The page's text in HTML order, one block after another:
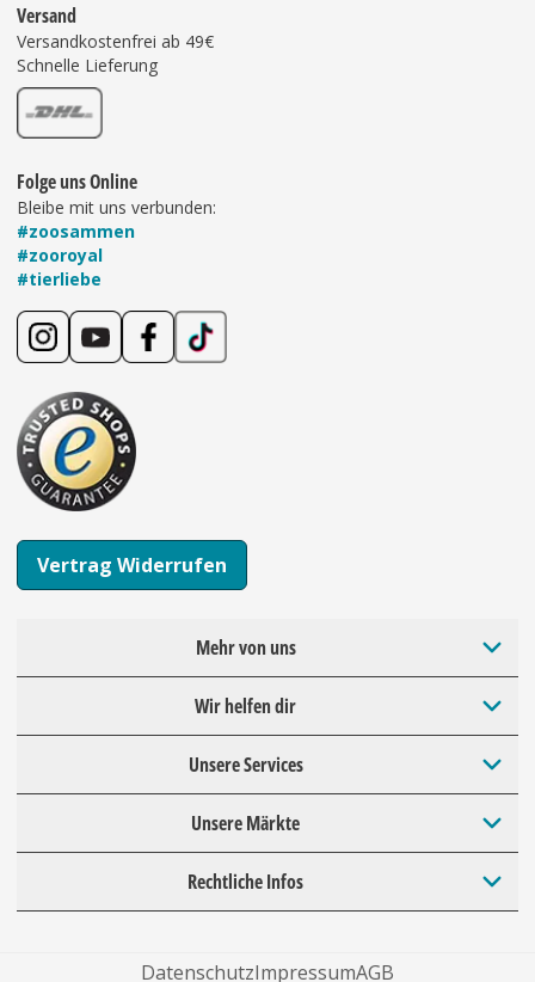
Versand
Versandkostenfrei ab 49€
Schnelle Lieferung
Folge uns Online
Bleibe mit uns verbunden:
#zoosammen
#zooroyal
#tierliebe
Vertrag Widerrufen
Mehr von uns
Wir helfen dir
Unsere Services
Unsere Märkte
Rechtliche Infos
DatenschutzImpressumAGB